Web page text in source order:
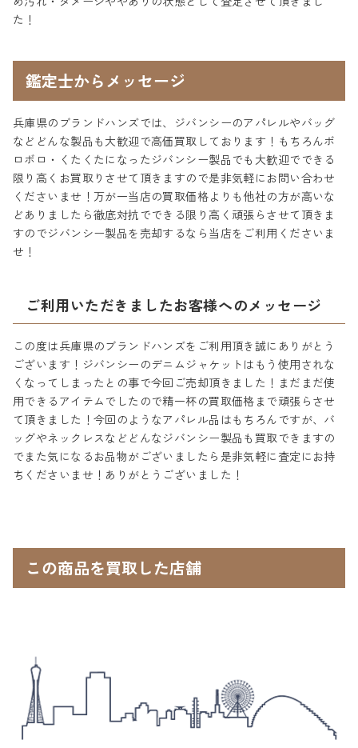
た！
鑑定士からメッセージ
兵庫県のブランドハンズでは、ジバンシーのアパレルやバッグ
などどんな製品も大歓迎で高価買取しております！もちろんボ
ロボロ・くたくたになったジバンシー製品でも大歓迎でできる
限り高くお買取りさせて頂きますので是非気軽にお問い合わせ
くださいませ！万が一当店の買取価格よりも他社の方が高いな
どありましたら徹底対抗でできる限り高く頑張らさせて頂きま
すのでジバンシー製品を売却するなら当店をご利用くださいま
せ！
ご利用いただきましたお客様へのメッセージ
この度は兵庫県のブランドハンズをご利用頂き誠にありがとう
ございます！ジバンシーのデニムジャケットはもう使用されな
くなってしまったとの事で今回ご売却頂きました！まだまだ使
用できるアイテムでしたので精一杯の買取価格まで頑張らさせ
て頂きました！今回のようなアパレル品はもちろんですが、バ
ッグやネックレスなどどんなジバンシー製品も買取できますの
でまた気になるお品物がございましたら是非気軽に査定にお持
ちくださいませ！ありがとうございました！
この商品を買取した店舗